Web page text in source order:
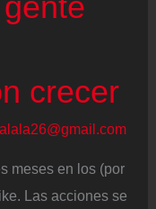
crecer
meses en los (por
Las acciones se